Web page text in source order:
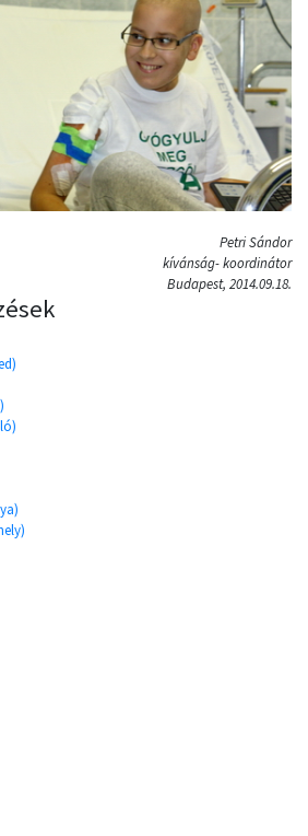
Petri Sándor
kívánság- koordinátor
Budapest, 2014.09.18.